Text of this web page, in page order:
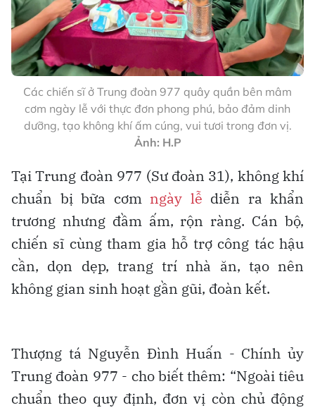
Các chiến sĩ ở Trung đoàn 977 quây quần bên mâm
cơm ngày lễ với thực đơn phong phú, bảo đảm dinh
dưỡng, tạo không khí ấm cúng, vui tươi trong đơn vị.
Ảnh: H.P
Tại Trung đoàn 977 (Sư đoàn 31), không khí
chuẩn bị bữa cơm ngày lễ diễn ra khẩn
trương nhưng đầm ấm, rộn ràng. Cán bộ,
chiến sĩ cùng tham gia hỗ trợ công tác hậu
cần, dọn dẹp, trang trí nhà ăn, tạo nên
không gian sinh hoạt gần gũi, đoàn kết.
Thượng tá Nguyễn Đình Huấn - Chính ủy
Trung đoàn 977 - cho biết thêm: “Ngoài tiêu
chuẩn theo quy định, đơn vị còn chủ động